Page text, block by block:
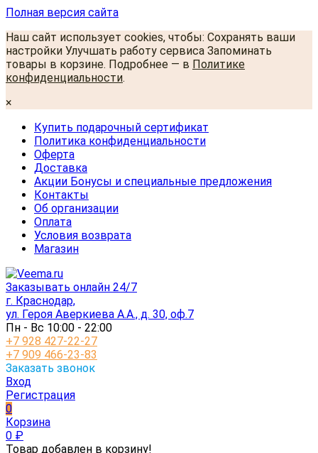
Полная версия сайта
Наш сайт использует cookies, чтобы: Сохранять ваши
настройки Улучшать работу сервиса Запоминать
товары в корзине. Подробнее — в Политике
конфиденциальности.
×
Купить подарочный сертификат
Политика конфиденциальности
Оферта
Доставка
Акции Бонусы и специальные предложения
Контакты
Об организации
Оплата
Условия возврата
Магазин
Заказывать онлайн 24/7
г. Краснодар,
ул. Героя Аверкиева А.А., д. 30, оф.7
Пн - Вс 10:00 - 22:00
+7 928 427-22-27
+7 909 466-23-83
Заказать звонок
Вход
Регистрация
0
Корзина
0 ₽
Товар добавлен в корзину!